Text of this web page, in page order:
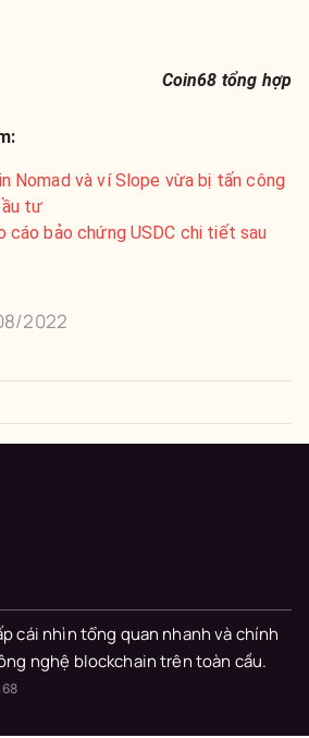
Coin68 tổng hợp
Nomad và ví Slope vừa bị tấn công
tư
cáo bảo chứng USDC chi tiết sau
2022
cái nhìn tổng quan nhanh và chính
nghệ blockchain trên toàn cầu.